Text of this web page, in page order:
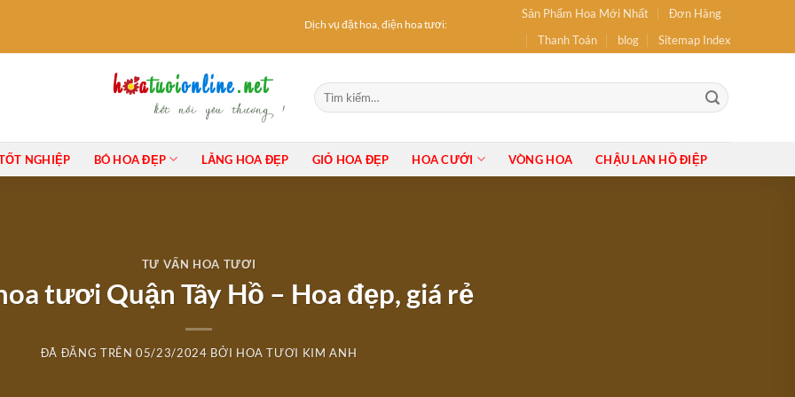
Dịch vụ đặt hoa, điện hoa tươi: hoa Sinh Nhật, hoa Khai Trương, Hoa tốt nghiệp, Bó Hoa, Lẵng Hoa, Giỏ
Sản Phẩm Hoa Mới Nhất
Đơn Hàng
Thanh Toán
blog Sitemap Index
Tìm
kiếm:
NGHIỆP BÓ HOA ĐẸP LẴNG HOA ĐẸP GIỎ HOA ĐẸP HOA CƯỚI VÒNG HOA CHẬU LAN HỒ ĐIỆP
TƯ VẤN HOA TƯƠI
tươi Quận Tây Hồ – Hoa đẹp, giá rẻ
ĐÃ ĐĂNG TRÊN05/23/2024 BỞI HOA TƯƠI KIM ANH